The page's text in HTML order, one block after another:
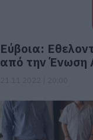
Εύβοια:
από την Ένωση